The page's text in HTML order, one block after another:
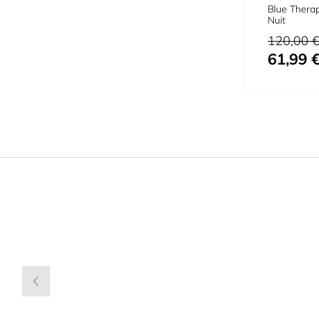
Blue
Nuit
Prix normal
120,00 €
Prix spécial
61,99